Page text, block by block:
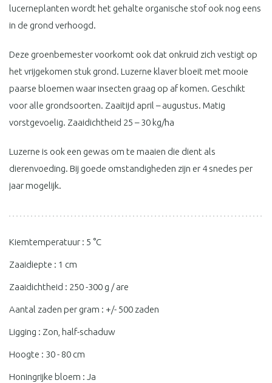
lucerneplanten wordt het gehalte organische stof ook nog eens
in de grond verhoogd.
Deze groenbemester voorkomt ook dat onkruid zich vestigt op
het vrijgekomen stuk grond. Luzerne klaver bloeit met mooie
paarse bloemen waar insecten graag op af komen. Geschikt
voor alle grondsoorten. Zaaitijd april – augustus. Matig
vorstgevoelig. Zaaidichtheid 25 – 30 kg/ha
Luzerne is ook een gewas om te maaien die dient als
dierenvoeding. Bij goede omstandigheden zijn er 4 snedes per
jaar mogelijk.
Kiemtemperatuur : 5 °C
Zaaidiepte : 1 cm
Zaaidichtheid : 250 -300 g / are
Aantal zaden per gram : +/- 500 zaden
Ligging : Zon, half-schaduw
Hoogte : 30 - 80 cm
Honingrijke bloem : Ja